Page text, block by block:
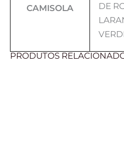
CAMISOLA
DE
PRODUTOS